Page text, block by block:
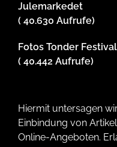
Julemarkedet
( 40.630 Aufrufe)
Fotos Tonder
( 40.442 Aufrufe)
Hiermit untersagen
Einbindung von
Online-Angeboten.